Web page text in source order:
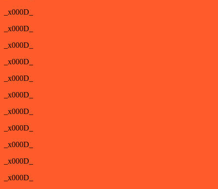
_x000D_
_x000D_
_x000D_
_x000D_
_x000D_
_x000D_
_x000D_
_x000D_
_x000D_
_x000D_
_x000D_